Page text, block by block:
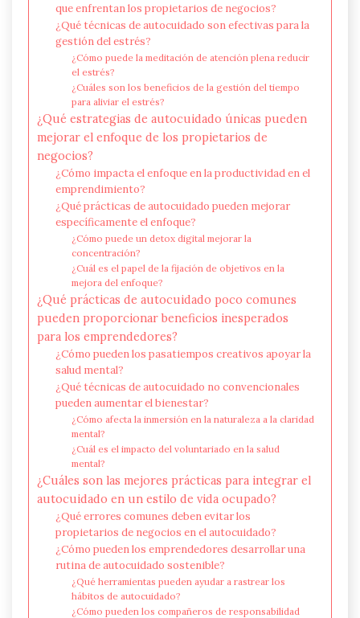
que enfrentan los propietarios de negocios?
¿Qué técnicas de autocuidado son efectivas para la
gestión del estrés?
¿Cómo puede la meditación de atención plena reducir
el estrés?
¿Cuáles son los beneficios de la gestión del tiempo
para aliviar el estrés?
¿Qué estrategias de autocuidado únicas pueden
mejorar el enfoque de los propietarios de
negocios?
¿Cómo impacta el enfoque en la productividad en el
emprendimiento?
¿Qué prácticas de autocuidado pueden mejorar
específicamente el enfoque?
¿Cómo puede un detox digital mejorar la
concentración?
¿Cuál es el papel de la fijación de objetivos en la
mejora del enfoque?
¿Qué prácticas de autocuidado poco comunes
pueden proporcionar beneficios inesperados
para los emprendedores?
¿Cómo pueden los pasatiempos creativos apoyar la
salud mental?
¿Qué técnicas de autocuidado no convencionales
pueden aumentar el bienestar?
¿Cómo afecta la inmersión en la naturaleza a la claridad
mental?
¿Cuál es el impacto del voluntariado en la salud
mental?
¿Cuáles son las mejores prácticas para integrar el
autocuidado en un estilo de vida ocupado?
¿Qué errores comunes deben evitar los
propietarios de negocios en el autocuidado?
¿Cómo pueden los emprendedores desarrollar una
rutina de autocuidado sostenible?
¿Qué herramientas pueden ayudar a rastrear los
hábitos de autocuidado?
¿Cómo pueden los compañeros de responsabilidad